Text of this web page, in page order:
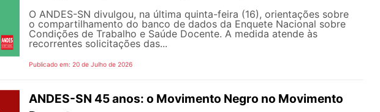
O ANDES-SN divulgou, na última quinta-feira (16), orientações sobre
o compartilhamento do banco de dados da Enquete Nacional sobre
Condições de Trabalho e Saúde Docente. A medida atende às
recorrentes solicitações das...
Publicado em: 20 de Julho de 2026
ANDES-SN 45 anos: o Movimento Negro no Movimento